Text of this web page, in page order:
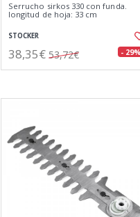
Serrucho sirkos 330 con funda.
longitud de hoja: 33 cm
STOCKER
38,35€ 53,72€ - 29%